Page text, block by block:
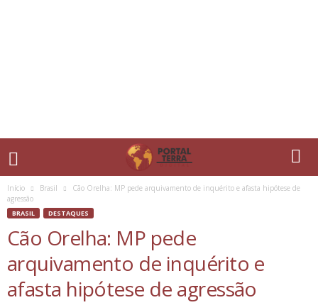
Início Brasil
Cão Orelha: MP pede arquivamento de inquérito e afasta hipótese de
agressão
BRASIL DESTAQUES
Cão Orelha: MP pede
arquivamento de inquérito e
afasta hipótese de agressão